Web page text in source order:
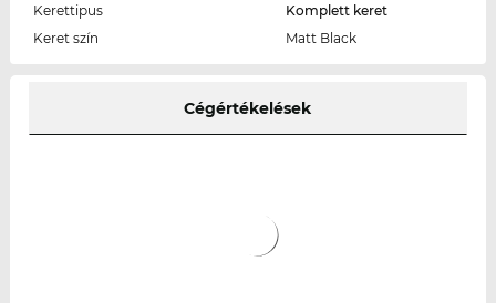
Kerettipus
Komplett keret
Keret szín
Matt Black
Cégértékelések